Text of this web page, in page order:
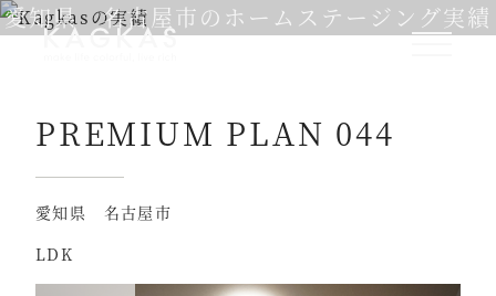
愛知県 名古屋市のホームステージング実績
PREMIUM PLAN 044
愛知県 名古屋市
LDK